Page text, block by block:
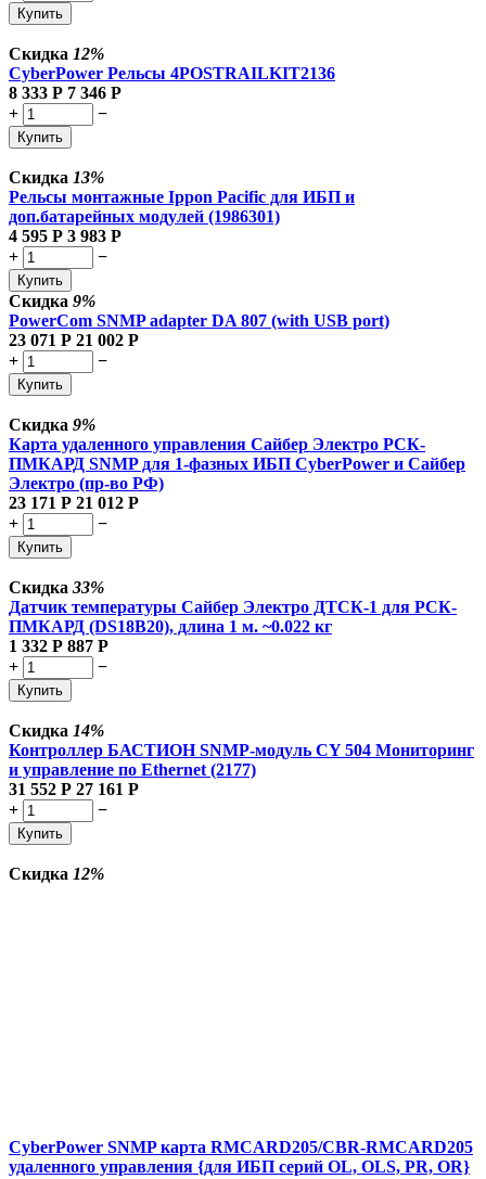
Купить
Скидка 12%
CyberPower Рельсы 4POSTRAILKIT2136
8 333 Р 7 346 Р
+
−
Купить
Скидка 13%
Рельсы монтажные Ippon Pacific для ИБП и
доп.батарейных модулей (1986301)
4 595 Р 3 983 Р
+
−
Купить
Скидка 9%
PowerCom SNMP adapter DA 807 (with USB port)
23 071 Р 21 002 Р
+
−
Купить
Скидка 9%
Карта удаленного управления Сайбер Электро РСК-
ПМКАРД SNMP для 1-фазных ИБП CyberPower и Сайбер
Электро (пр-во РФ)
23 171 Р 21 012 Р
+
−
Купить
Скидка 33%
Датчик температуры Сайбер Электро ДТСК-1 для РСК-
ПМКАРД (DS18B20), длина 1 м. ~0.022 кг
1 332 Р 887 Р
+
−
Купить
Скидка 14%
Контроллер БАСТИОН SNMP-модуль CY 504 Мониторинг
и управление по Ethernet (2177)
31 552 Р 27 161 Р
+
−
Купить
Скидка 12%
CyberPower SNMP карта RMCARD205/CBR-RMCARD205
удаленного управления {для ИБП серий OL, OLS, PR, OR}